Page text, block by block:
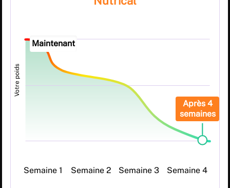
Semaine 1 Semaine 2 Semaine 3 Semaine 4
Maintenant
Votre poids
Après 4
semaines